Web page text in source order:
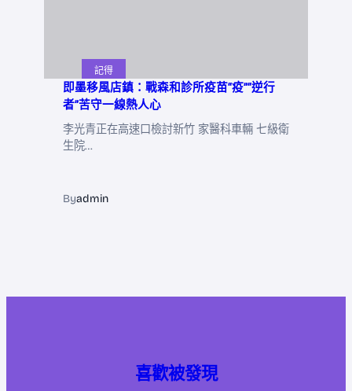
記得
即墨移風店鎮：戰森和診所疫苗“疫”“逆行
者”苦守一線熱人心
李光青正在高速口檢討新竹 家醫科車輛 七級衛
生院…
Byadmin
喜歡被發現